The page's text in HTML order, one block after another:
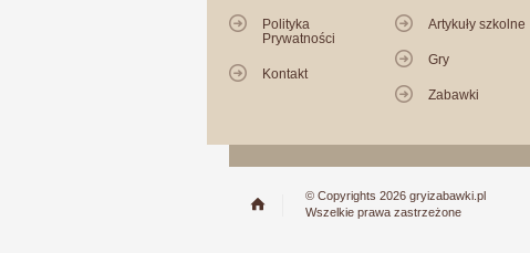
Polityka
Prywatności
Kontakt
Artykuły szkolne
Gry
Zabawki
© Copyrights 2026 gryizabawki.pl
Wszelkie prawa zastrzeżone